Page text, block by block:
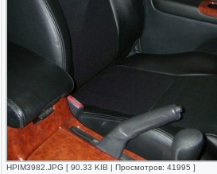
HPIM3982.JPG [ 90.33 KIB | Просмотров: 41995 ]